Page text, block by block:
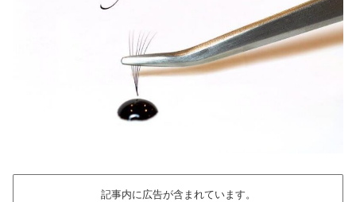
記事内に広告が含まれています。